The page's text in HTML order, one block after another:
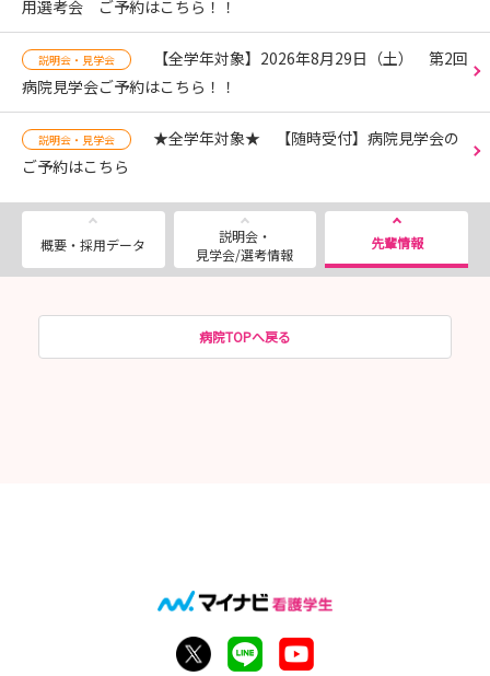
用選考会 ご予約はこちら！！
説明会・見学会
【全学年対象】2026年8月29日（土） 第2回
病院見学会ご予約はこちら！！
説明会・見学会
★全学年対象★ 【随時受付】病院見学会の
ご予約はこちら
概要・採用データ
説明会・
見学会/選考情報
先輩情報
病院TOPへ戻る